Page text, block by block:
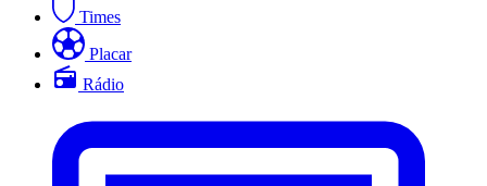
Times
Placar
Rádio